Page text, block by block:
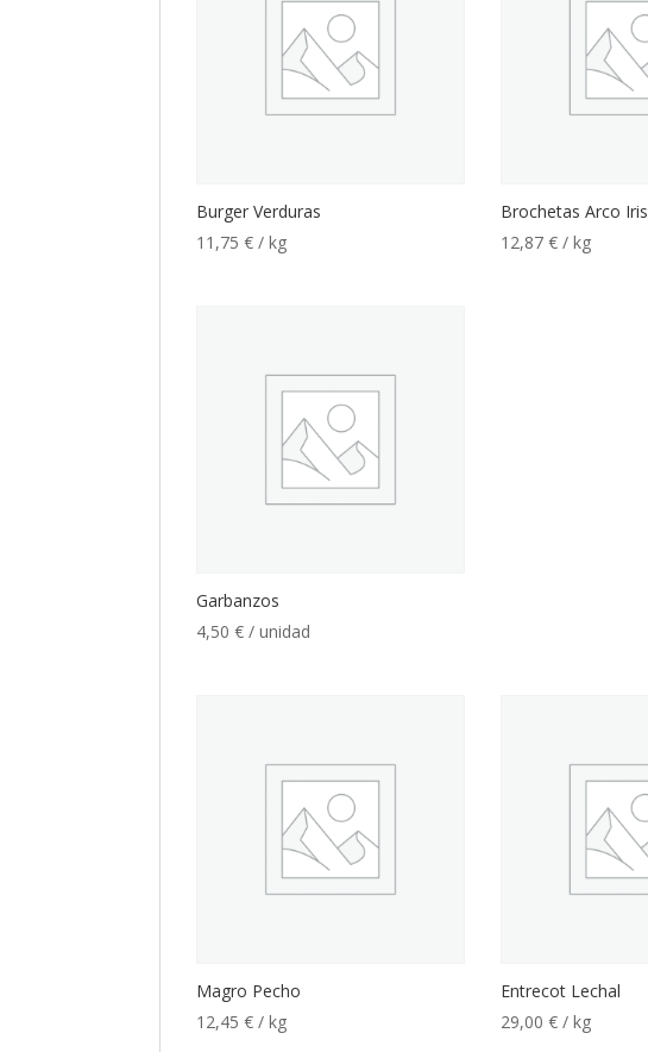
Burger Verduras
11,75€ / kg
Brochetas Arco Iris
12,87 € / kg
Garbanzos
4,50€ / unidad
Magro Pecho
12,45€ / kg
Entrecot Lechal
29,00 € / kg